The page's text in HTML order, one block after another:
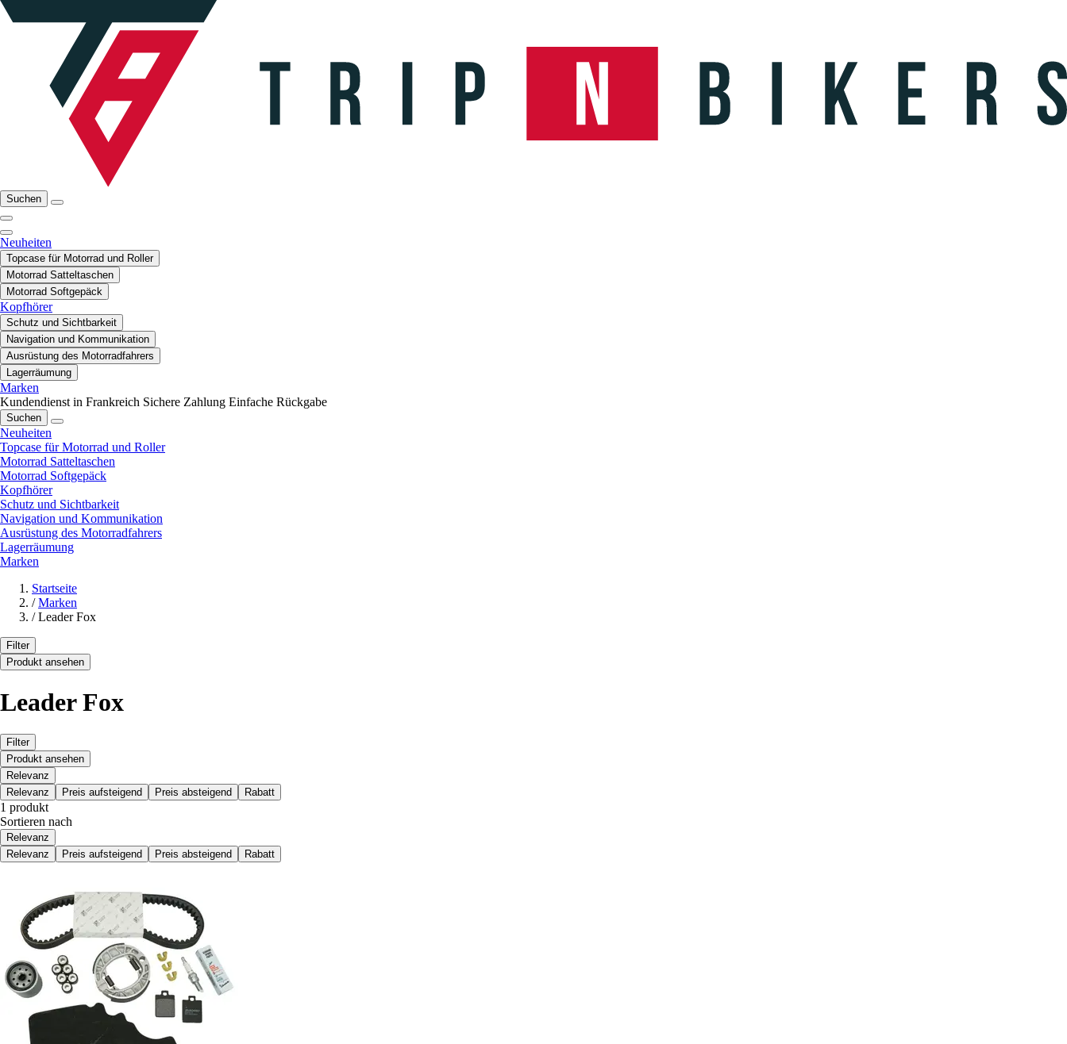
Suchen
Neuheiten
Topcase für Motorrad und Roller
Motorrad Satteltaschen
Motorrad Softgepäck
Kopfhörer
Schutz und Sichtbarkeit
Navigation und Kommunikation
Ausrüstung des Motorradfahrers
Lagerräumung
Marken
Kundendienst in Frankreich Sichere Zahlung Einfache Rückgabe
Suchen
Neuheiten
Topcase für Motorrad und Roller
Motorrad Satteltaschen
Motorrad Softgepäck
Kopfhörer
Schutz und Sichtbarkeit
Navigation und Kommunikation
Ausrüstung des Motorradfahrers
Lagerräumung
Marken
Startseite
/ Marken
/ Leader Fox
Filter
Produkt ansehen
Leader Fox
Filter
Produkt ansehen
Relevanz
Relevanz
Preis aufsteigend Preis absteigend Rabatt
1 produkt
Sortieren nach
Relevanz
Relevanz
Preis aufsteigend Preis absteigend Rabatt